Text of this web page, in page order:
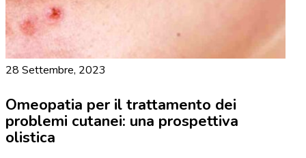
28 Settembre, 2023
Omeopatia per il trattamento dei
problemi cutanei: una prospettiva
olistica